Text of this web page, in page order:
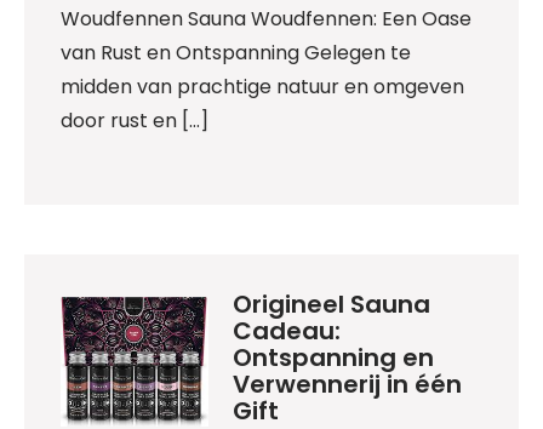
Woudfennen Sauna Woudfennen: Een Oase
van Rust en Ontspanning Gelegen te
midden van prachtige natuur en omgeven
door rust en […]
Origineel Sauna
Cadeau:
Ontspanning en
Verwennerij in één
Gift